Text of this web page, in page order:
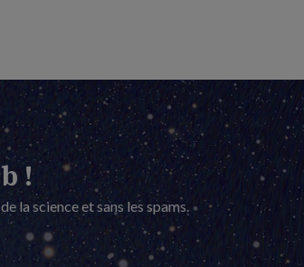
!
la science et sans les spams.